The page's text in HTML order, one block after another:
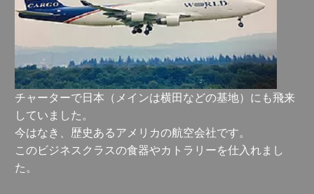
チャーターで日本（メインは横田などの基地）にも飛来
していました。
今はなき、歴史あるアメリカの航空会社です。
このビジネスクラスの食器やカトラリーを仕入れまし
た。